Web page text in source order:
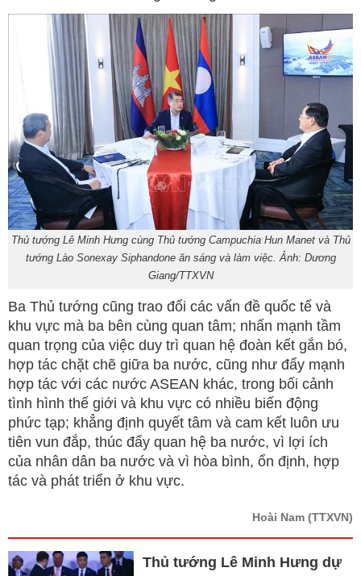
Thủ tướng Lê Minh Hưng cùng Thủ tướng Campuchia Hun Manet và Thủ
tướng Lào Sonexay Siphandone ăn sáng và làm việc. Ảnh: Dương
Giang/TTXVN
Ba Thủ tướng cũng trao đổi các vấn đề quốc tế và
khu vực mà ba bên cùng quan tâm; nhấn mạnh tầm
quan trọng của việc duy trì quan hệ đoàn kết gắn bó,
hợp tác chặt chẽ giữa ba nước, cũng như đẩy mạnh
hợp tác với các nước ASEAN khác, trong bối cảnh
tình hình thế giới và khu vực có nhiều biến động
phức tạp; khẳng định quyết tâm và cam kết luôn ưu
tiên vun đắp, thúc đẩy quan hệ ba nước, vì lợi ích
của nhân dân ba nước và vì hòa bình, ổn định, hợp
tác và phát triển ở khu vực.
Hoài Nam (TTXVN)
Thủ tướng Lê Minh Hưng dự